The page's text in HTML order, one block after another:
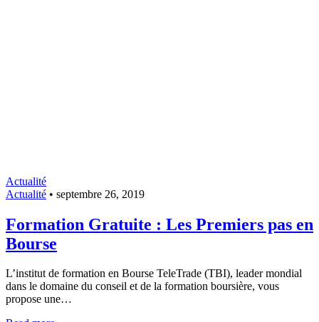
Actualité
Actualité • septembre 26, 2019
Formation Gratuite : Les Premiers pas en
Bourse
L’institut de formation en Bourse TeleTrade (TBI), leader mondial
dans le domaine du conseil et de la formation boursière, vous
propose une…